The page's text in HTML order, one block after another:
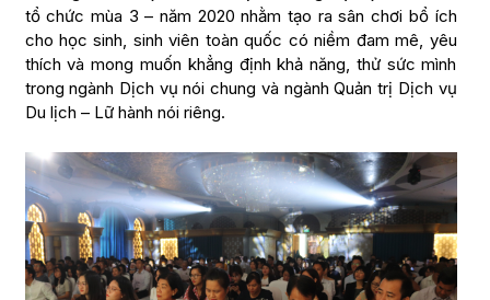
tổ chức mùa 3 – năm 2020 nhằm tạo ra sân chơi bổ ích
cho học sinh, sinh viên toàn quốc có niềm đam mê, yêu
thích và mong muốn khẳng định khả năng, thử sức mình
trong ngành Dịch vụ nói chung và ngành Quản trị Dịch vụ
Du lịch – Lữ hành nói riêng.